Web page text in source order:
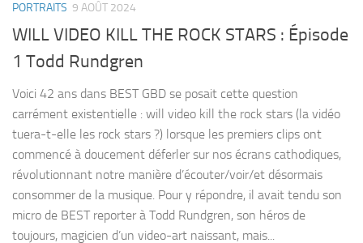
PORTRAITS 9 AOÛT 2024
WILL VIDEO KILL THE ROCK STARS : Épisode
1 Todd Rundgren
Voici 42 ans dans BEST GBD se posait cette question
carrément existentielle : will video kill the rock stars (la vidéo
tuera-t-elle les rock stars ?) lorsque les premiers clips ont
commencé à doucement déferler sur nos écrans cathodiques,
révolutionnant notre manière d’écouter/voir/et désormais
consommer de la musique. Pour y répondre, il avait tendu son
micro de BEST reporter à Todd Rundgren, son héros de
toujours, magicien d’un video-art naissant, mais...